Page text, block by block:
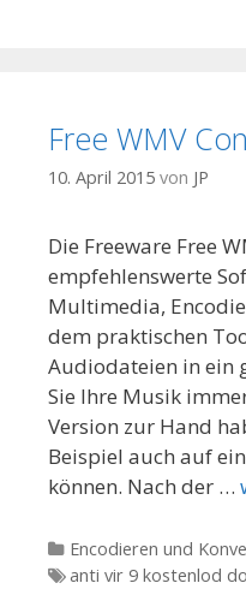
Free WMV
10. April 2015 von JP
Die Freeware Free
empfehlenswerte
Multimedia,
dem praktischen
Audiodateien in ein
Sie Ihre Musik
Version zur Hand
Beispiel auch auf
können. Nach der …
Kategorien
Encodieren und
Tags
anti vir 9 kostenlod